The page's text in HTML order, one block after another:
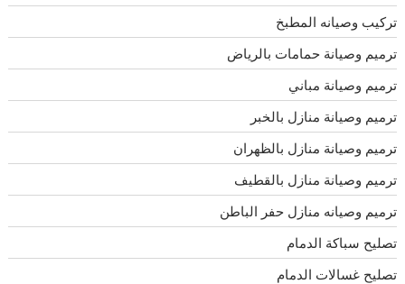
تركيب وصيانه المطبخ
ترميم وصيانة حمامات بالرياض
ترميم وصيانة مباني
ترميم وصيانة منازل بالخبر
ترميم وصيانة منازل بالظهران
ترميم وصيانة منازل بالقطيف
ترميم وصيانه منازل حفر الباطن
تصليح سباكة الدمام
تصليح غسالات الدمام